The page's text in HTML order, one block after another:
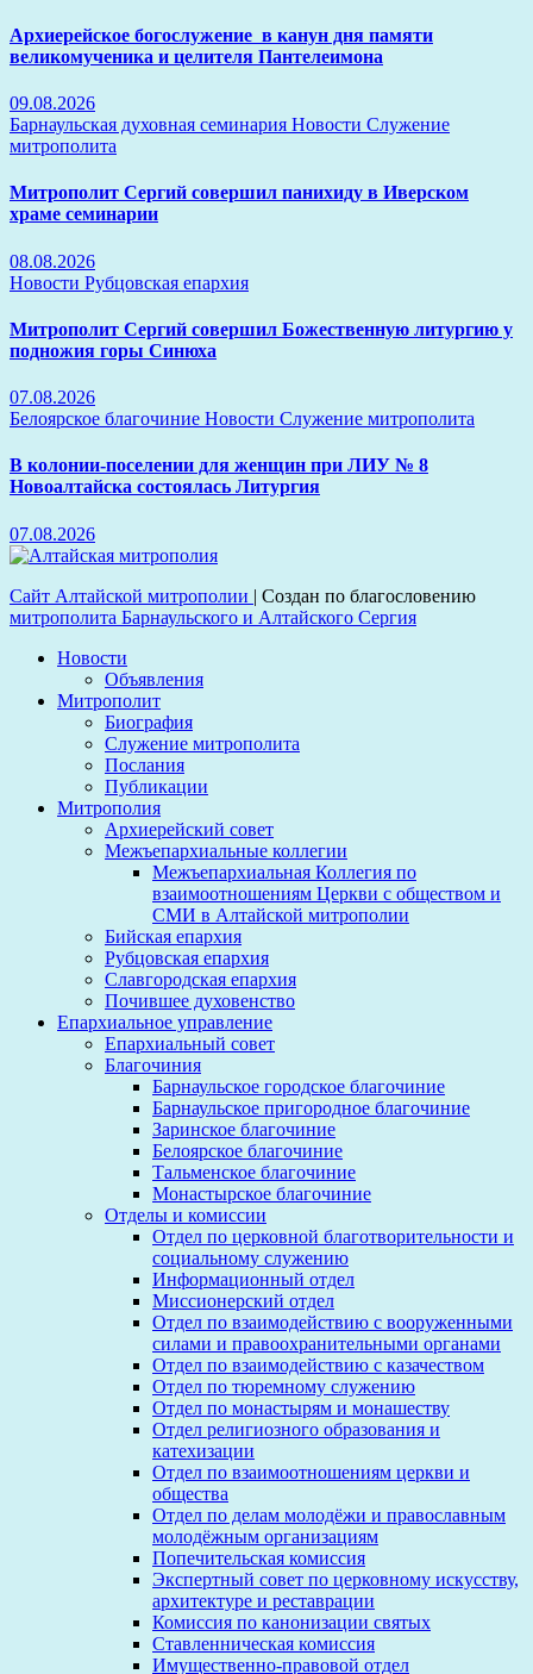
Архиерейское богослужение в канун дня памяти
великомученика и целителя Пантелеимона
09.08.2026
Барнаульская духовная семинария Новости Служение
митрополита
Митрополит Сергий совершил панихиду в Иверском
храме семинарии
08.08.2026
Новости Рубцовская епархия
Митрополит Сергий совершил Божественную литургию у
подножия горы Синюха
07.08.2026
Белоярское благочиние Новости Служение митрополита
В колонии-поселении для женщин при ЛИУ № 8
Новоалтайска состоялась Литургия
07.08.2026
Сайт Алтайской митрополии | Создан по благословению
митрополита Барнаульского и Алтайского Сергия
Новости
Объявления
Митрополит
Биография
Служение митрополита
Послания
Публикации
Митрополия
Архиерейский совет
Межъепархиальные коллегии
Межъепархиальная Коллегия по
взаимоотношениям Церкви с обществом и
СМИ в Алтайской митрополии
Бийская епархия
Рубцовская епархия
Славгородская епархия
Почившее духовенство
Епархиальное управление
Епархиальный совет
Благочиния
Барнаульское городское благочиние
Барнаульское пригородное благочиние
Заринское благочиние
Белоярское благочиние
Тальменское благочиние
Монастырское благочиние
Отделы и комиссии
Отдел по церковной благотворительности и
социальному служению
Информационный отдел
Миссионерский отдел
Отдел по взаимодействию с вооруженными
силами и правоохранительными органами
Отдел по взаимодействию с казачеством
Отдел по тюремному служению
Отдел по монастырям и монашеству
Отдел религиозного образования и
катехизации
Отдел по взаимоотношениям церкви и
общества
Отдел по делам молодёжи и православным
молодёжным организациям
Попечительская комиссия
Экспертный совет по церковному искусству,
архитектуре и реставрации
Комиссия по канонизации святых
Ставленническая комиссия
Имущественно-правовой отдел